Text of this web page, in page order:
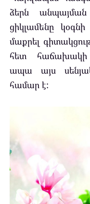
ձերն
ցիկլամենը
մաքրել
հետ հաճախակի
ապա այս
համար է: